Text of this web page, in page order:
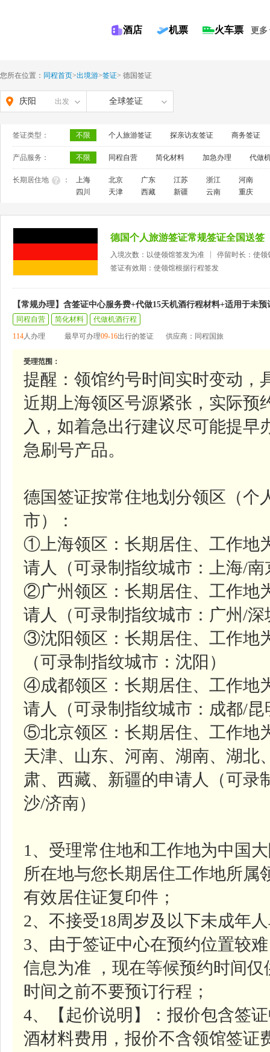
酒店 机票 火车票 更多
您所在位置： 同程首页>出境游>签证> 德国签证
庆阳 出发 全球签证
签证类型： 不限 个人旅游签证 探亲访友签证 商务签证
产品服务： 不限 同程自营 简化材料 加急办理 代做
长期居住地 ： 上海 北京 广东 江苏 浙江
河南
四川
天津 西藏 新疆 云南 重庆
德国个人旅游签证常规签证全国送签
入境次数：以使领馆签发为准
停留时长：使领
签证有效期：使领馆根据行程签发
【常规办理】含签证中心服务费+代做15天机酒行程材料+适用于未
同程自营 简化材料
代做机酒行程
114人办理 最早可办理09-16出行的签证 供应商：同程国旅
受理范围：
提醒：领馆约号时间实时变动，
近期上海领区号源紧张，实际预
入，如着急出行建议尽可能提
急刷号产品。
德国签证按常住地划分领区（个
市）：
①上海领区：长期居住、工作地
请人（可录制指纹城市：上海/南
②广州领区：长期居住、工作地
请人（可录制指纹城市：广州/深
③沈阳领区：长期居住、工作地
（可录制指纹城市：沈阳）
④成都领区：长期居住、工作地
请人（可录制指纹城市：成都/昆
⑤北京领区：长期居住、工作地
天津、山东、河南、湖南、湖北
肃、西藏、新疆的申请人（可录
沙/济南）
1、受理常住地和工作地为中国
所在地与您长期居住工作地所属
有效居住证复印件；
2、不接受18周岁及以下未成年
3、由于签证中心在预约位置较
信息为准 ，现在等候预约时间
时间之前不要预订行程；
4、【起价说明】：报价包含签
酒材料费用，报价不含领馆签证